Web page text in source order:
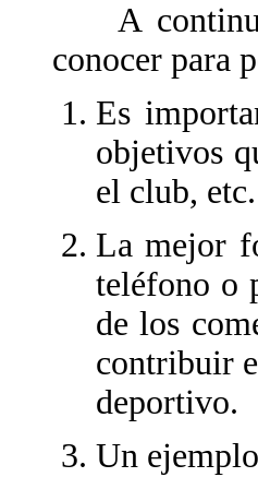
A
conocer para
Es
objetivos
el club, etc.
La mejor
teléfono o
de los
contribuir
deportivo.
Un